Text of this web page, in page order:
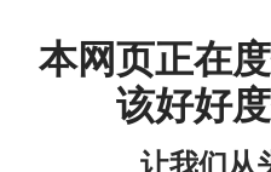
本网页正在
该好好
让我们从